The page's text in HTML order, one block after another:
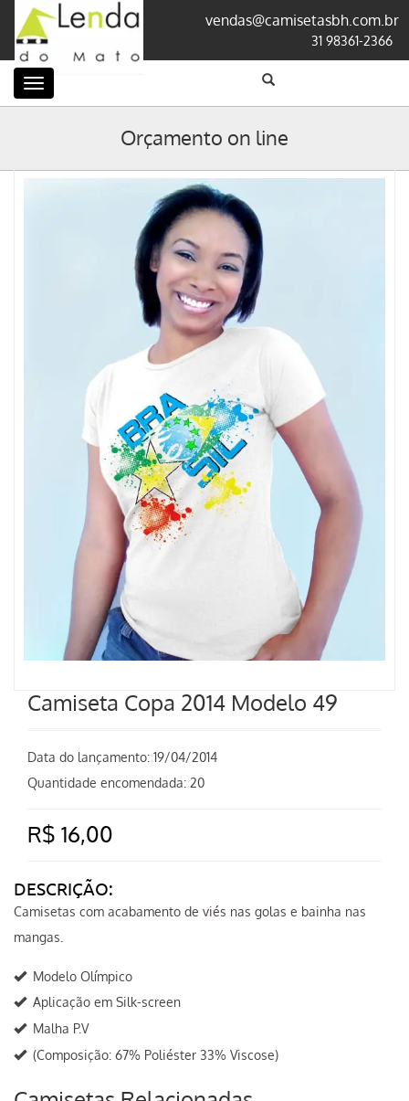
vendas@camisetasbh.com.br
31 98361-2366
Categorias
Orçamento on line
Camiseta Copa 2014 Modelo 49
Data do lançamento: 19/04/2014
Quantidade encomendada: 20
R$ 16,00
DESCRIÇÃO:
Camisetas com acabamento de viés nas golas e bainha nas
mangas.
Modelo Olímpico
Aplicação em Silk-screen
Malha P.V
(Composição: 67% Poliéster 33% Viscose)